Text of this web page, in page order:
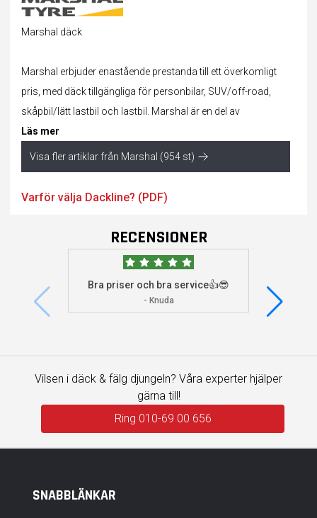
Marshal däck
Marshal erbjuder enastående prestanda till ett överkomligt
pris, med däcktillgängliga för personbilar, SUV/off-road,
skåpbil/lätt lastbil och lastbil. Marshal är en del av
Läs mer
Visa fler artiklar från Marshal (954 st)
Varför välja Dackline? (PDF)
RECENSIONER
Bra priser och bra service👍😎
- Knuda
Vilsen i däck & fälg djungeln? Våra experter hjälper
gärna till!
Ring 010-69 00 656
SNABBLÄNKAR